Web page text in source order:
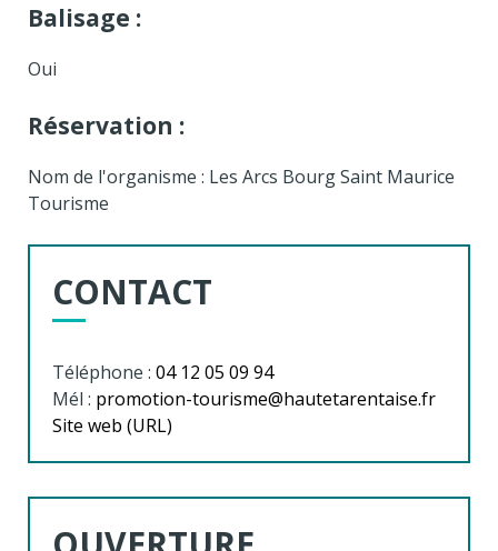
Balisage :
Oui
Réservation :
Nom de l'organisme : Les Arcs Bourg Saint Maurice
Tourisme
CONTACT
Téléphone : 04 12 05 09 94
Mél : promotion-tourisme@hautetarentaise.fr
Site web (URL)